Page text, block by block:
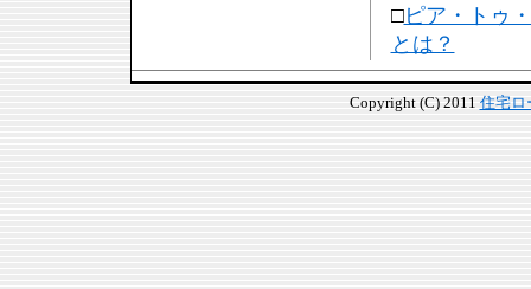
□ピア・トゥ
とは？
Copyright (C) 2011 住宅ロ